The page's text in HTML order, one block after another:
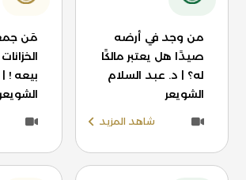
من وجد في أرضه
صيدًا هل يعتبر مالكًا
له؟ | د. عبد السلام
الشويعر
شاهد المزيد
مَن
بيعه !
الشويعر